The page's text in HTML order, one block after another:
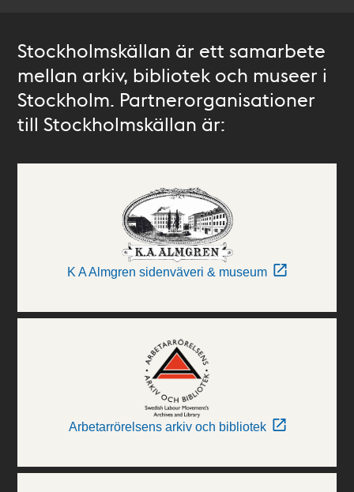
Stockholmskällan är ett samarbete
mellan arkiv, bibliotek och museer i
Stockholm. Partnerorganisationer
till Stockholmskällan är:
K A Almgren sidenväveri & museum
Arbetarrörelsens arkiv och bibliotek